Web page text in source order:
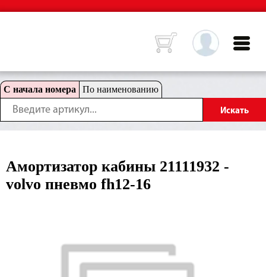
С начала номера По наименованию
Амортизатор кабины 21111932 -
volvo пневмо fh12-16